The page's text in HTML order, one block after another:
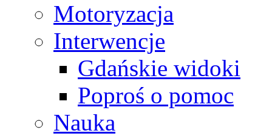
Motoryzacja
Interwencje
Gdańskie widoki
Poproś o pomoc
Nauka